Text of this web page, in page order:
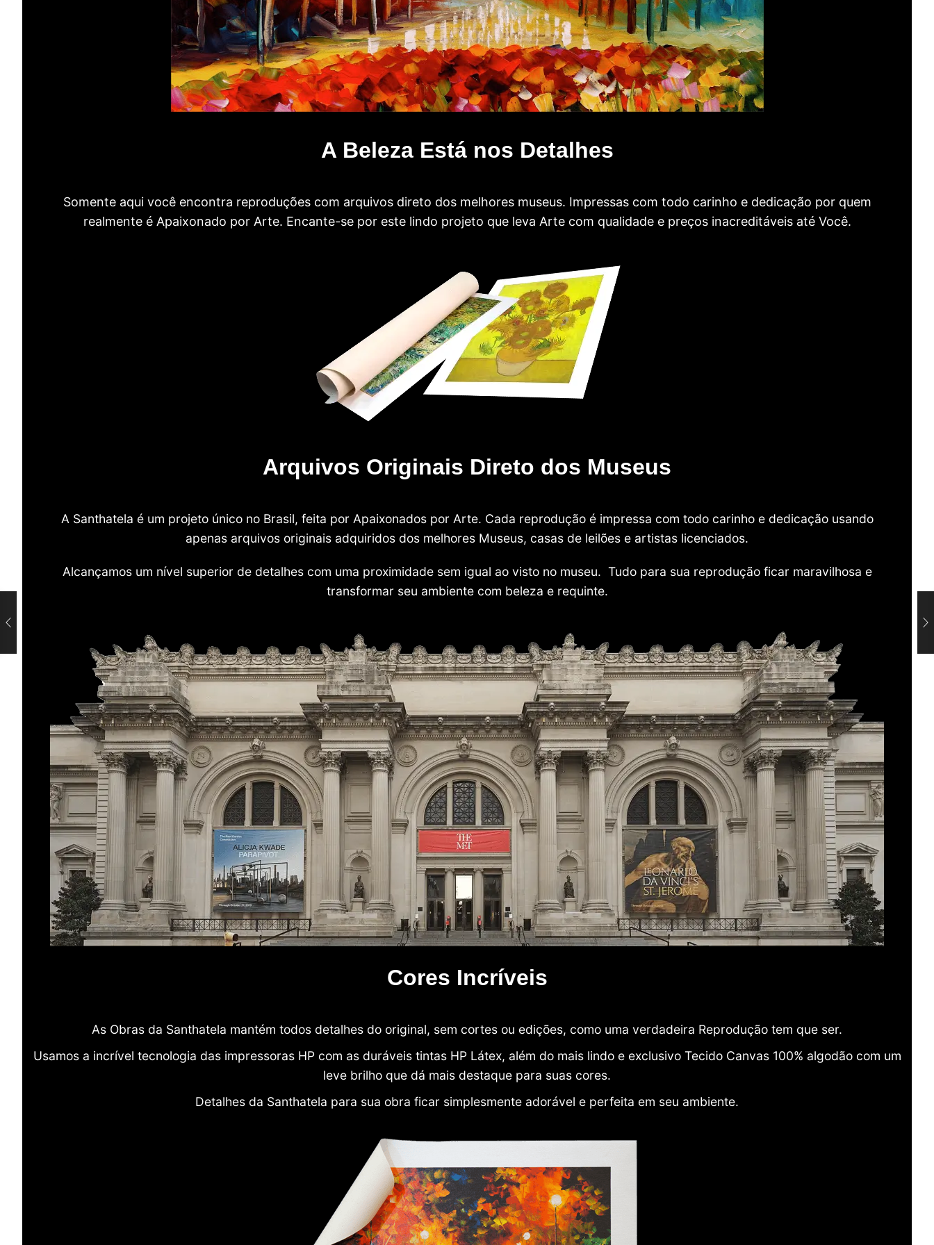
A Beleza Está nos Detalhes
Somente aqui você encontra reproduções com arquivos direto dos melhores museus. Impressas com todo carinho e dedicação por quem
realmente é Apaixonado por Arte. Encante-se por este lindo projeto que leva Arte com qualidade e preços inacreditáveis até Você.
Arquivos Originais Direto dos Museus
A Santhatela é um projeto único no Brasil, feita por Apaixonados por Arte. Cada reprodução é impressa com todo carinho e dedicação usando
apenas arquivos originais adquiridos dos melhores Museus, casas de leilões e artistas licenciados.
Alcançamos um nível superior de detalhes com uma proximidade sem igual ao visto no museu. Tudo para sua reprodução ficar maravilhosa e
transformar seu ambiente com beleza e requinte.
Cores Incríveis
As Obras da Santhatela mantém todos detalhes do original, sem cortes ou edições, como uma verdadeira Reprodução tem que ser.
Usamos a incrível tecnologia das impressoras HP com as duráveis tintas HP Látex, além do mais lindo e exclusivo Tecido Canvas 100% algodão com um
leve brilho que dá mais destaque para suas cores.
Detalhes da Santhatela para sua obra ficar simplesmente adorável e perfeita em seu ambiente.